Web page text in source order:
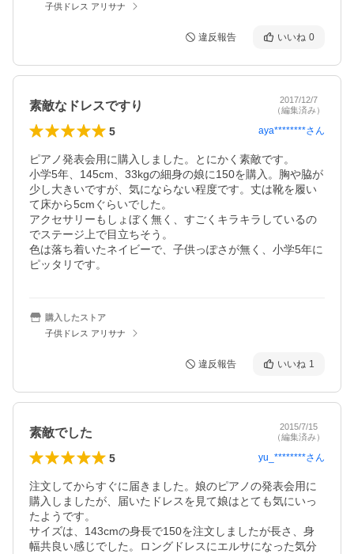
子供ドレス アリサナ
違反報告 いいね 0
素敵なドレスですり
2017/12/7
（編集済み）
5 aya********さん
ピアノ発表会用に購入しました。とにかく素敵です。
小学5年、145cm、33kgの細身の娘に150を購入。胸や脇が
少し大きいですが、気にならない程度です。丈は靴を履い
て床から5cmぐらいでした。
アクセサリーもしょぼく無く、すごくキラキラしているの
でステージ上で目立ちそう。
色は落ち着いたネイビーで、子供っぽさが無く、小学5年に
ピッタリです。
購入したストア
子供ドレス アリサナ
違反報告 いいね 1
素敵でした
2015/7/15
（編集済み）
5 yu_********さん
注文してからすぐに届きました。娘のピアノの発表会用に
購入しましたが、届いたドレスを見て娘はとても気にいっ
たようです。
サイズは、143cmの身長で150を注文しましたが長さ、身
幅共良い感じでした。ロングドレスにエルサになった気分